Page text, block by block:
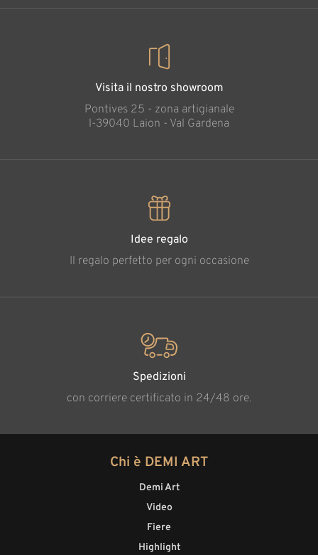
Visita il nostro showroom
Pontives 25 - zona artigianale
l-39040 Laion - Val Gardena
Idee regalo
Il regalo perfetto per ogni occasione
Spedizioni
con corriere certificato in 24/48 ore.
Chi è DEMI ART
Demi Art
Video
Fiere
Highlight